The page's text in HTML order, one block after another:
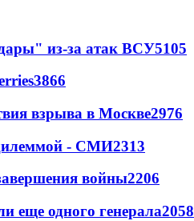
из-за атак ВСУ5105
3866
взрыва в Москве2976
- СМИ2313
войны2206
еще одного генерала2058